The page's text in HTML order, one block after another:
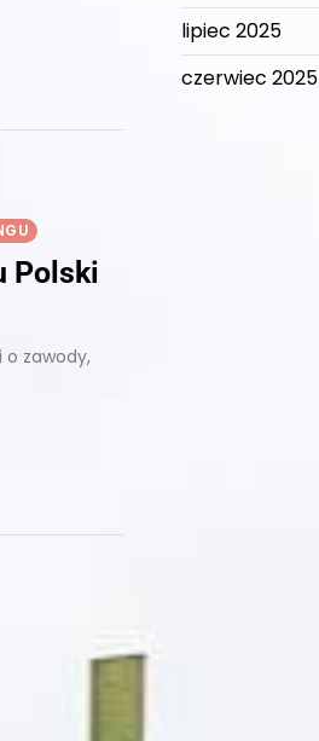
Polski
o zawody,
lipiec 2025
czerwiec 2025